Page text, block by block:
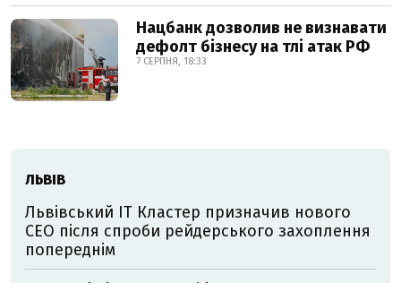
Нацбанк дозволив не визнавати
дефолт бізнесу на тлі атак РФ
7 СЕРПНЯ, 18:33
ЛЬВІВ
Львівський IT Кластер призначив нового
CEO після спроби рейдерського захоплення
попереднім